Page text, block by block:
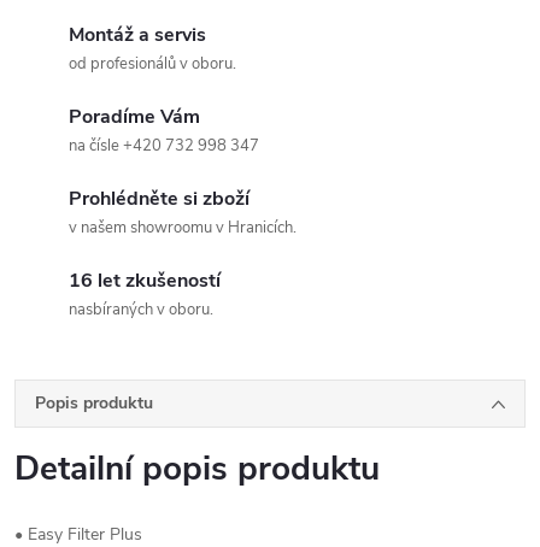
Montáž a servis
od profesionálů v oboru.
Poradíme Vám
na čísle +420 732 998 347
Prohlédněte si zboží
v našem showroomu v Hranicích.
16 let zkušeností
nasbíraných v oboru.
Popis produktu
Detailní popis produktu
• Easy Filter Plus